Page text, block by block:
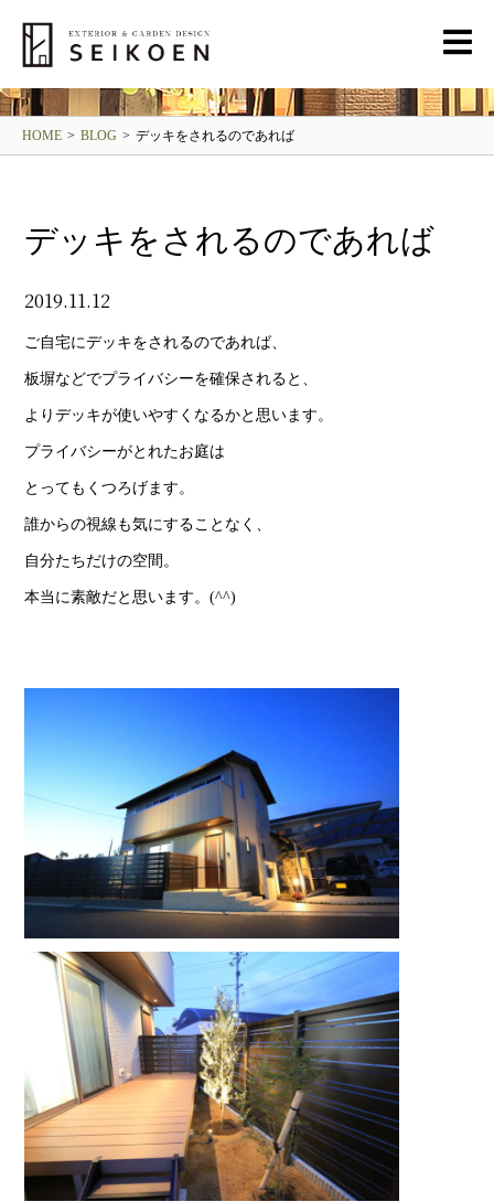
HOME > BLOG > デッキをされるのであれば
デッキをされるのであれば
2019.11.12
ご自宅にデッキをされるのであれば、
板塀などでプライバシーを確保されると、
よりデッキが使いやすくなるかと思います。
プライバシーがとれたお庭は
とってもくつろげます。
誰からの視線も気にすることなく、
自分たちだけの空間。
本当に素敵だと思います。(^^)